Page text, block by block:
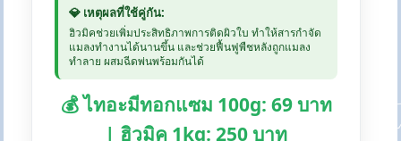
💎 เหตุผลที่ใช้คู่กัน:
ฮิวมิคช่วยเพิ่มประสิทธิภาพการติดผิวใบ ทำให้สารกำจัด
แมลงทำงานได้นานขึ้น และช่วยฟื้นฟูพืชหลังถูกแมลง
ทำลาย ผสมฉีดพ่นพร้อมกันได้
💰 ไทอะมีทอกแซม 100g: 69 บาท
| ฮิวมิค 1kg: 250 บาท